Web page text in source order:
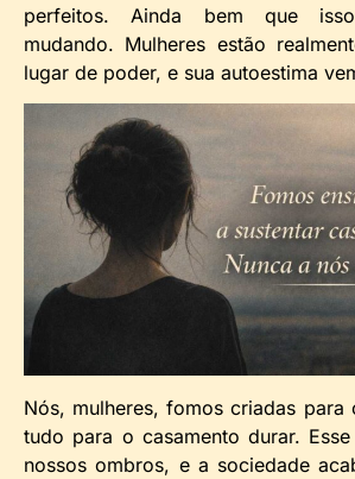
perfeitos. Ainda bem que
mudando. Mulheres estão
lugar de poder, e sua autoestima
Nós, mulheres, fomos criadas para
tudo para o casamento durar.
nossos ombros, e a sociedade